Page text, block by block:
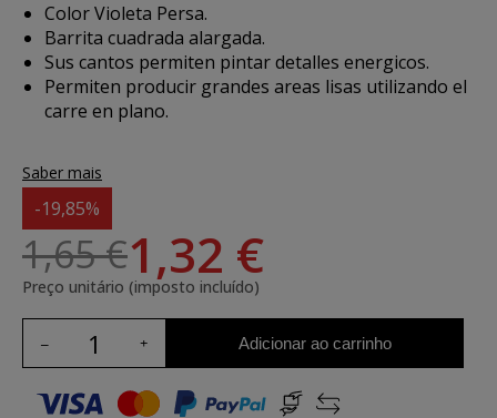
Color Violeta Persa.
Barrita cuadrada alargada.
Sus cantos permiten pintar detalles energicos.
Permiten producir grandes areas lisas utilizando el
carre en plano.
Saber mais
-19,85%
1,65 €1,32 €
Preço unitário (imposto incluído)
Adicionar ao carrinho